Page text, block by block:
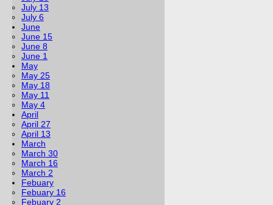
July 13
July 6
June
June 15
June 8
June 1
May
May 25
May 18
May 11
May 4
April
April 27
April 13
March
March 30
March 16
March 2
Febuary
Febuary 16
Febuary 2